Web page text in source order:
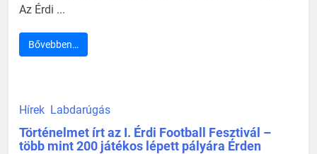
Az Érdi ...
Bővebben…
Hírek Labdarúgás
Történelmet írt az I. Érdi Football Fesztivál –
több mint 200 játékos lépett pályára Érden